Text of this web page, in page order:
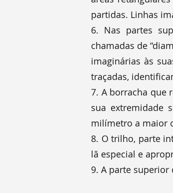
partidas. Linhas
6. Nas partes
chamadas de
imaginárias às
traçadas,
7. A borracha que
sua extremidade
milímetro a maior
8. O trilho, parte
lã especial e
9. A parte superior